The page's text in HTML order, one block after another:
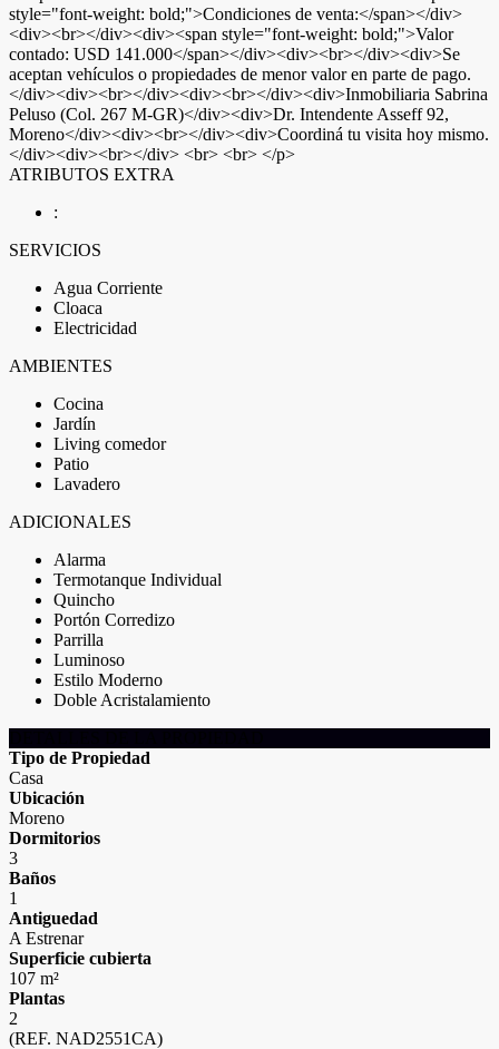
style="font-weight: bold;">Condiciones de venta:</span></div>
<div><br></div><div><span style="font-weight: bold;">Valor
contado: USD 141.000</span></div><div><br></div><div>Se
aceptan vehículos o propiedades de menor valor en parte de pago.
</div><div><br></div><div><br></div><div>Inmobiliaria Sabrina
Peluso (Col. 267 M-GR)</div><div>Dr. Intendente Asseff 92,
Moreno</div><div><br></div><div>Coordiná tu visita hoy mismo.
</div><div><br></div> <br> <br> </p>
ATRIBUTOS EXTRA
:
SERVICIOS
Agua Corriente
Cloaca
Electricidad
AMBIENTES
Cocina
Jardín
Living comedor
Patio
Lavadero
ADICIONALES
Alarma
Termotanque Individual
Quincho
Portón Corredizo
Parrilla
Luminoso
Estilo Moderno
Doble Acristalamiento
Tipo de Propiedad
Casa
Ubicación
Moreno
Dormitorios
3
Baños
1
Antiguedad
A Estrenar
Superficie cubierta
107 m²
Plantas
2
(REF. NAD2551CA)